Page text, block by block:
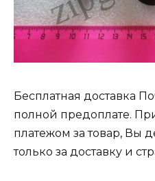
Бесплатная доставка
полной предоплате.
платежом за товар, Вы
только за доставку и